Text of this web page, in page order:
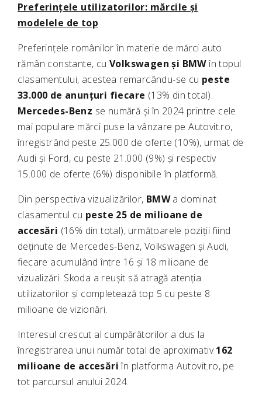
Preferințele utilizatorilor: mărcile și
modelele de top
Preferințele românilor în materie de mărci auto
rămân constante, cu Volkswagen și BMWîn topul
clasamentului, acestea remarcându-se cu peste
33.000 de anunțuri fiecare (13% din total).
Mercedes-Benz se numără și în 2024 printre cele
mai populare mărci puse la vânzare pe Autovit.ro,
înregistrând peste 25.000 de oferte (10%), urmat de
Audi și Ford, cu peste 21.000 (9%) și respectiv
15.000 de oferte (6%) disponibile în platformă.
Din perspectiva vizualizărilor, BMWa dominat
clasamentul cu peste 25 de milioane de
accesări (16% din total), următoarele poziții fiind
deținute de Mercedes-Benz, Volkswagen și Audi,
fiecare acumulând între 16 și 18 milioane de
vizualizări. Skoda a reușit să atragă atenția
utilizatorilor și completează top 5 cu peste 8
milioane de vizionări.
Interesul crescut al cumpărătorilor a dus la
înregistrarea unui număr total de aproximativ162
milioane de accesăriîn platforma Autovit.ro, pe
tot parcursul anului 2024.